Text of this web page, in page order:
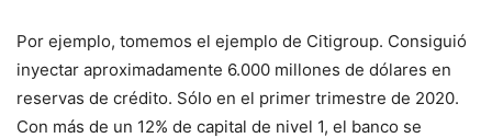
Por ejemplo, tomemos el ejemplo de Citigroup. Consiguió
inyectar aproximadamente 6.000 millones de dólares en
reservas de crédito. Sólo en el primer trimestre de 2020.
Con más de un 12% de capital de nivel 1, el banco se